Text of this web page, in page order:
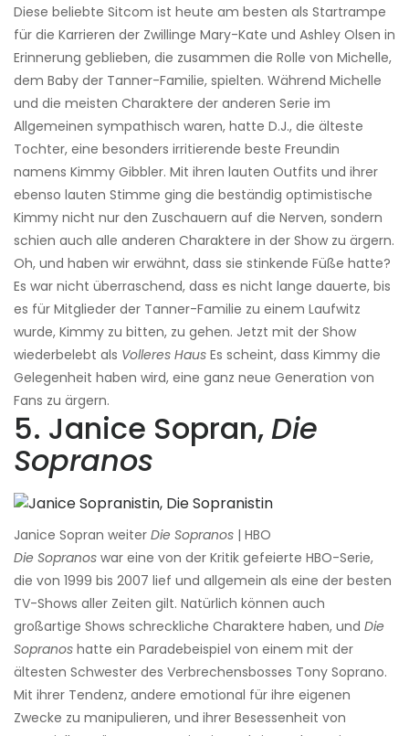
Diese beliebte Sitcom ist heute am besten als Startrampe
für die Karrieren der Zwillinge Mary-Kate und Ashley Olsen in
Erinnerung geblieben, die zusammen die Rolle von Michelle,
dem Baby der Tanner-Familie, spielten. Während Michelle
und die meisten Charaktere der anderen Serie im
Allgemeinen sympathisch waren, hatte D.J., die älteste
Tochter, eine besonders irritierende beste Freundin
namens Kimmy Gibbler. Mit ihren lauten Outfits und ihrer
ebenso lauten Stimme ging die beständig optimistische
Kimmy nicht nur den Zuschauern auf die Nerven, sondern
schien auch alle anderen Charaktere in der Show zu ärgern.
Oh, und haben wir erwähnt, dass sie stinkende Füße hatte?
Es war nicht überraschend, dass es nicht lange dauerte, bis
es für Mitglieder der Tanner-Familie zu einem Laufwitz ​​
wurde, Kimmy zu bitten, zu gehen. Jetzt mit der Show
wiederbelebt als Volleres Haus Es scheint, dass Kimmy die
Gelegenheit haben wird, eine ganz neue Generation von
Fans zu ärgern.
5. Janice Sopran,Die
Sopranos
Janice Sopran weiter Die Sopranos | HBO
Die Sopranos war eine von der Kritik gefeierte HBO-Serie,
die von 1999 bis 2007 lief und allgemein als eine der besten
TV-Shows aller Zeiten gilt. Natürlich können auch
großartige Shows schreckliche Charaktere haben, und Die
Sopranos hatte ein Paradebeispiel von einem mit der
ältesten Schwester des Verbrechensbosses Tony Soprano.
Mit ihrer Tendenz, andere emotional für ihre eigenen
Zwecke zu manipulieren, und ihrer Besessenheit von